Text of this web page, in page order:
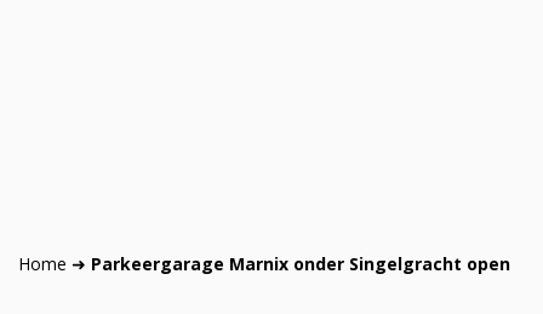
Home ➜ Parkeergarage Marnix onder Singelgracht open